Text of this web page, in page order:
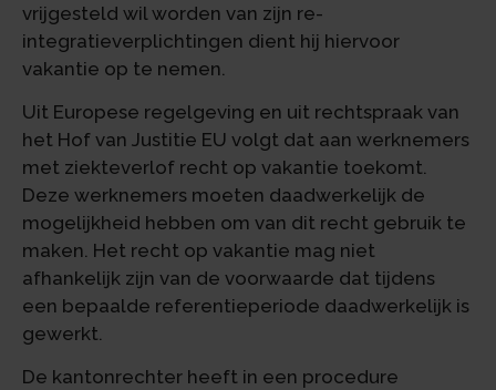
vrijgesteld wil worden van zijn re-
integratieverplichtingen dient hij hiervoor
vakantie op te nemen.
Uit Europese regelgeving en uit rechtspraak van
het Hof van Justitie EU volgt dat aan werknemers
met ziekteverlof recht op vakantie toekomt.
Deze werknemers moeten daadwerkelijk de
mogelijkheid hebben om van dit recht gebruik te
maken. Het recht op vakantie mag niet
afhankelijk zijn van de voorwaarde dat tijdens
een bepaalde referentieperiode daadwerkelijk is
gewerkt.
De kantonrechter heeft in een procedure